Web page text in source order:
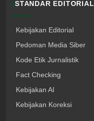
STANDAR EDITORIAL
Kebijakan Editorial
Pedoman Media Siber
Kode Etik Jurnalistik
Fact Checking
Kebijakan AI
Kebijakan Koreksi